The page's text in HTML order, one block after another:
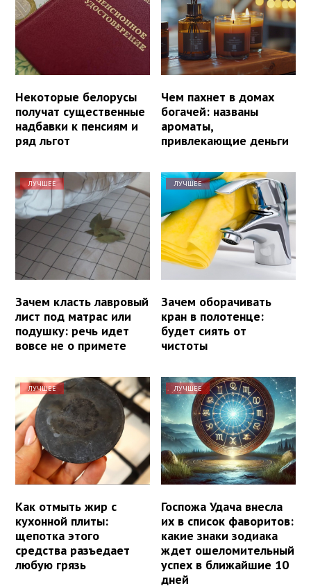
Некоторые белорусы
получат существенные
надбавки к пенсиям и
ряд льгот
Чем пахнет в домах
богачей: названы
ароматы,
привлекающие деньги
ЛУЧШЕЕ
Зачем класть лавровый
лист под матрас или
подушку: речь идет
вовсе не о примете
ЛУЧШЕЕ
Зачем оборачивать
кран в полотенце:
будет сиять от
чистоты
ЛУЧШЕЕ
Как отмыть жир с
кухонной плиты:
щепотка этого
средства разъедает
любую грязь
ЛУЧШЕЕ
Госпожа Удача внесла
их в список фаворитов:
какие знаки зодиака
ждет ошеломительный
успех в ближайшие 10
дней